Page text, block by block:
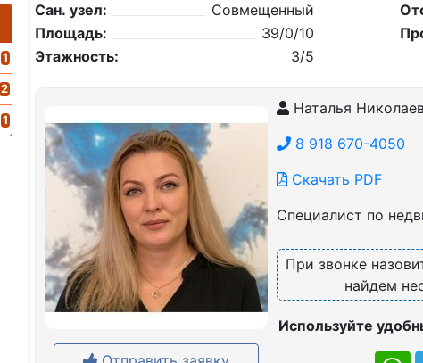
1
2
1
Сан. узел:
Совмещенный
Площадь:
39/0/10
Этажность:
3/5
Наталья
8 918 670-4050
Скачать PDF
Специалист по
При звонке
найдем
Используйте